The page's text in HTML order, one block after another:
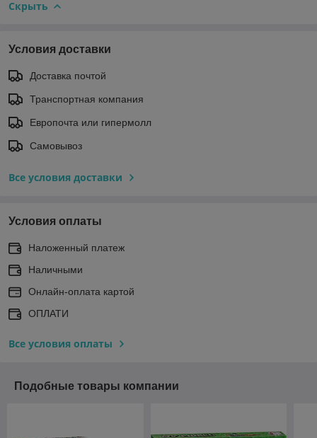
Скрыть
Условия доставки
Доставка почтой
Транспортная компания
Европочта или гипермолл
Самовывоз
Все условия доставки
Условия оплаты
Наложенный платеж
Наличными
Онлайн-оплата картой
ОПЛАТИ
Все условия оплаты
Подобные товары компании